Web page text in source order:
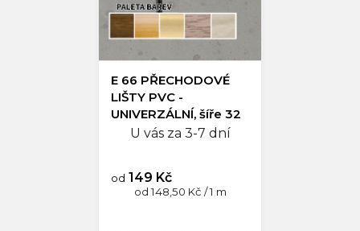
E 66 PŘECHODOVÉ
LIŠTY PVC -
UNIVERZÁLNÍ, šíře 32
mmU vás za 3-7 dní
od 149 Kč
Měrná
od 148,50 Kč / 1 m